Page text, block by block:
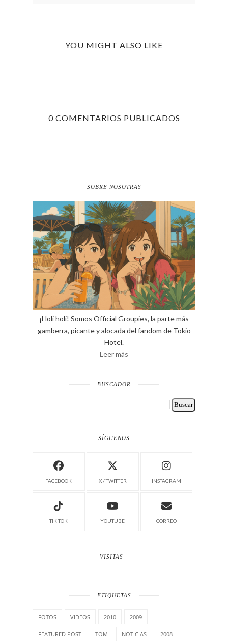
YOU MIGHT ALSO LIKE
0 COMENTARIOS PUBLICADOS
SOBRE NOSOTRAS
¡Holi holi! Somos Official Groupies, la parte más
gamberra, picante y alocada del fandom de Tokio
Hotel.
Leer más
BUSCADOR
SÍGUENOS
FACEBOOK X / TWITTER INSTAGRAM
TIK TOK YOUTUBE CORREO
VISITAS
ETIQUETAS
FOTOS VIDEOS 2010 2009
FEATURED POST TOM NOTICIAS 2008